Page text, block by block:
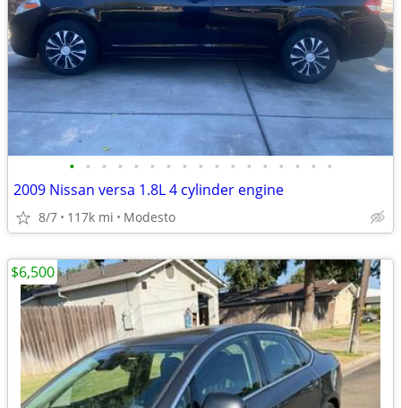
• • • • • • • • • • • • • • • • •
2009 Nissan versa 1.8L 4 cylinder engine
8/7 117k mi Modesto
$6,500